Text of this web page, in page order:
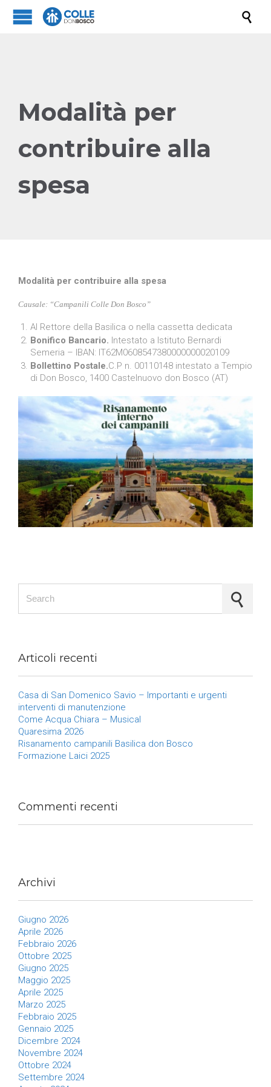

Modalità per
contribuire alla
spesa
Modalità per contribuire alla spesa
Causale: “Campanili Colle Don Bosco”
Al Rettore della Basilica o nella cassetta dedicata
Bonifico Bancario. Intestato a Istituto Bernardi
Semeria – IBAN: IT62M0608547380000000020109
Bollettino Postale.C.P n. 00110148 intestato a Tempio
di Don Bosco, 1400 Castelnuovo don Bosco (AT)
Articoli recenti
Casa di San Domenico Savio – Importanti e urgenti
interventi di manutenzione
Come Acqua Chiara – Musical
Quaresima 2026
Risanamento campanili Basilica don Bosco
Formazione Laici 2025
Commenti recenti
Archivi
Giugno 2026
Aprile 2026
Febbraio 2026
Ottobre 2025
Giugno 2025
Maggio 2025
Aprile 2025
Marzo 2025
Febbraio 2025
Gennaio 2025
Dicembre 2024
Novembre 2024
Ottobre 2024
Settembre 2024